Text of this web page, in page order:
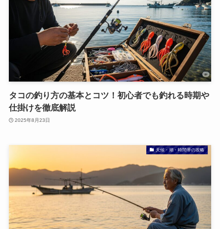
タコの釣り方の基本とコツ！初心者でも釣れる時期や
仕掛けを徹底解説
2025年8月23日
天候・潮・時間帯の攻略